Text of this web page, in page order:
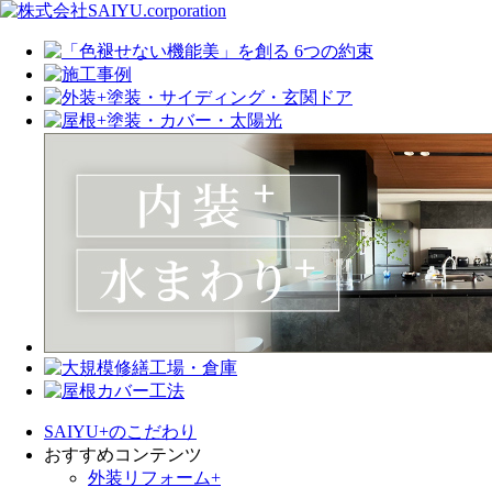
SAIYU+のこだわり
おすすめコンテンツ
外装リフォーム+